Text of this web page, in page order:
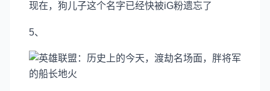
现在，狗儿子这个名字已经快被iG粉遗忘了
5、